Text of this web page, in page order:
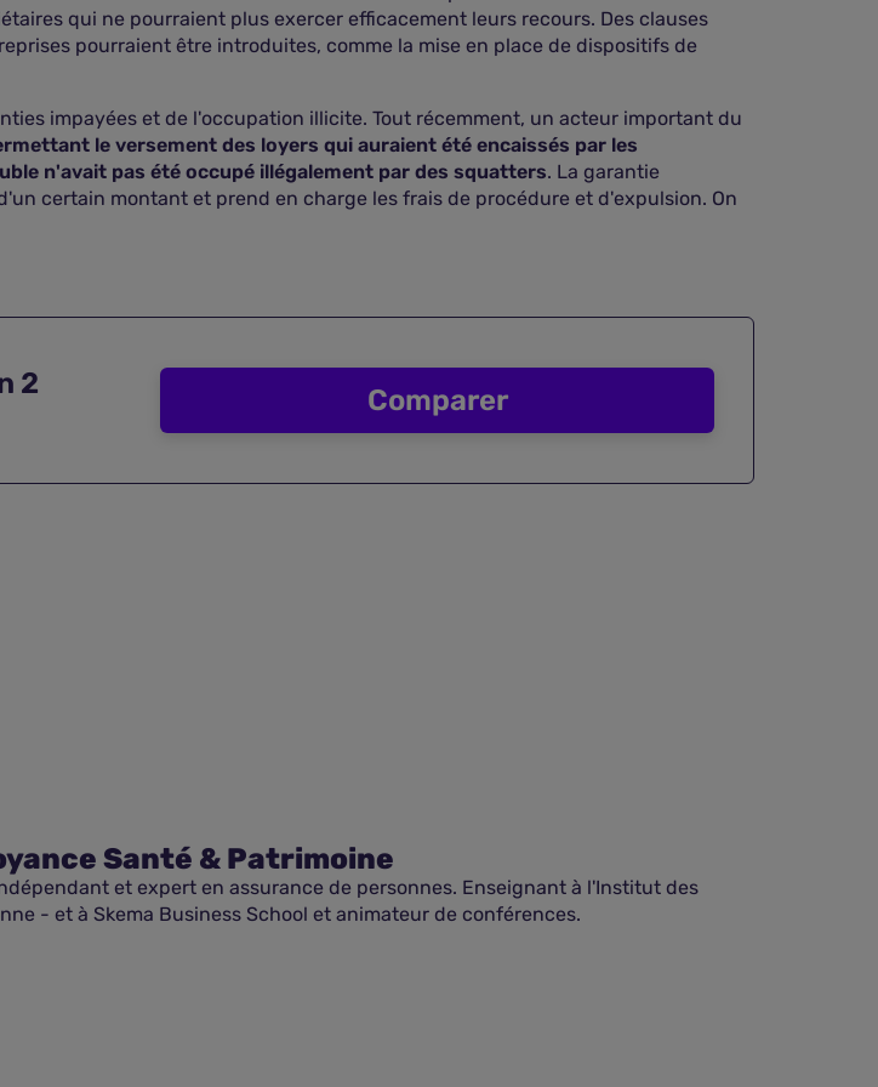
qui ne pourraient plus exercer efficacement leurs recours. Des clauses
pourraient être introduites, comme la mise en place de dispositifs de
impayées et de l'occupation illicite. Tout récemment, un acteur important du
le versement des loyers qui auraient été encaissés par les
n'avait pas été occupé illégalement par des squatters. La garantie
certain montant et prend en charge les frais de procédure et d'expulsion. On
2
Comparer
Santé & Patrimoine
et expert en assurance de personnes. Enseignant à l'Institut des
- et à Skema Business School et animateur de conférences.